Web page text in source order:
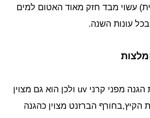
עשוי מבד חזק מאוד האטום למים
עונות השנה.
לברזנט יש שכבת הגנה מפני קרני uv ולכן הוא גם מצוין
הקיץ,בחורף הברזנט מצוין כהגנה